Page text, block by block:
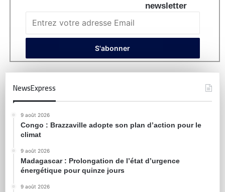
newsletter
NewsExpress
9 août 2026
Congo : Brazzaville adopte son plan d’action pour le
climat
9 août 2026
Madagascar : Prolongation de l’état d’urgence
énergétique pour quinze jours
9 août 2026